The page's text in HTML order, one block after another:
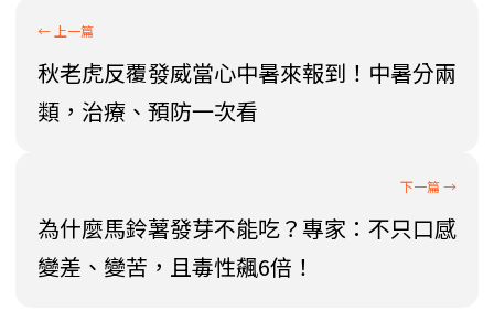
秋老虎反覆發威當心中暑來報到！中暑分兩
類，治療、預防一次看
為什麼馬鈴薯發芽不能吃？專家：不只口感
變差、變苦，且毒性飆6倍！